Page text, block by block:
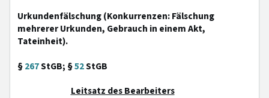
Urkundenfälschung (Konkurrenzen: Fälschung
mehrerer Urkunden, Gebrauch in einem Akt,
Tateinheit).
§267StGB; §52StGB
Leitsatz des Bearbeiters